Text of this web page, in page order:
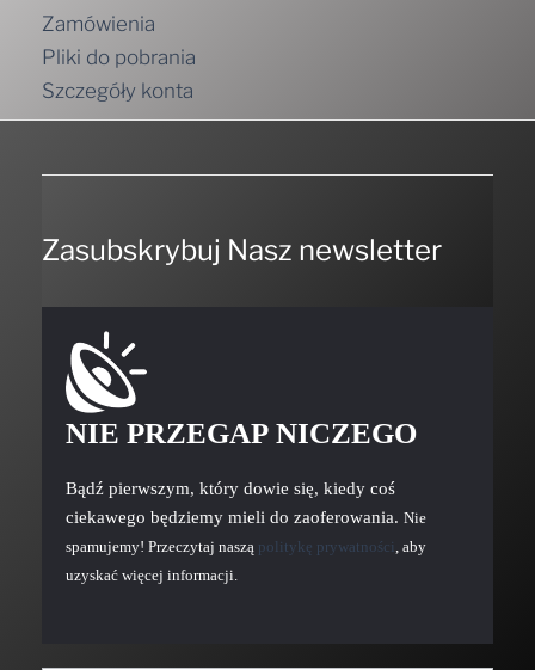
Zamówienia
Pliki do pobrania
Szczegóły konta
Zasubskrybuj Nasz newsletter
NIE PRZEGAP NICZEGO
Bądź pierwszym, który dowie się, kiedy coś
ciekawego będziemy mieli do zaoferowania. Nie
spamujemy! Przeczytaj naszą politykę prywatności , aby
uzyskać więcej informacji.